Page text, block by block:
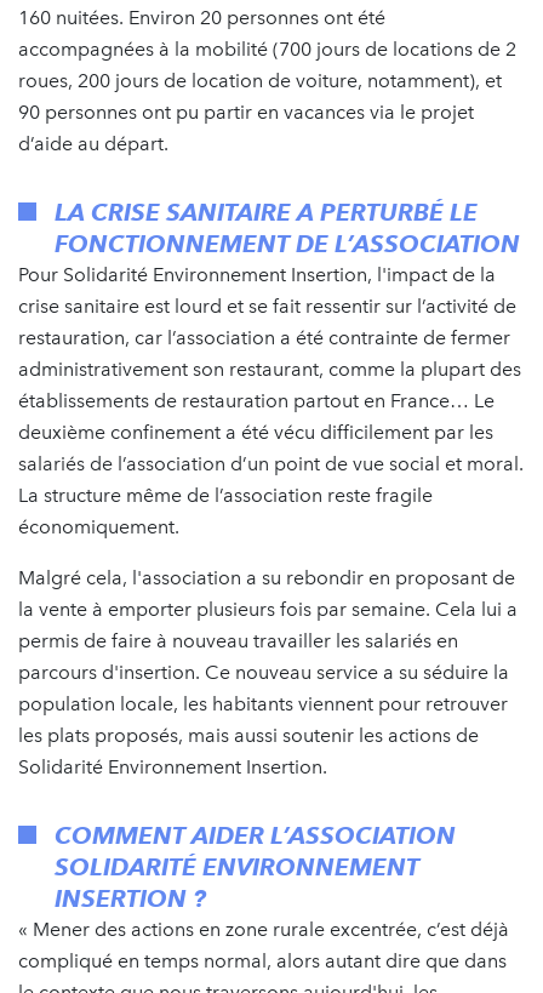
160 nuitées. Environ 20 personnes ont été
accompagnées à la mobilité (700 jours de locations de 2
roues, 200 jours de location de voiture, notamment), et
90 personnes ont pu partir en vacances via le projet
d’aide au départ.
LA CRISE SANITAIRE A PERTURBÉ LE
FONCTIONNEMENT DE L’ASSOCIATION
Pour Solidarité Environnement Insertion, l'impact de la
crise sanitaire est lourd et se fait ressentir sur l’activité de
restauration, car l’association a été contrainte de fermer
administrativement son restaurant, comme la plupart des
établissements de restauration partout en France… Le
deuxième confinement a été vécu difficilement par les
salariés de l’association d’un point de vue social et moral.
La structure même de l’association reste fragile
économiquement.
Malgré cela, l'association a su rebondir en proposant de
la vente à emporter plusieurs fois par semaine. Cela lui a
permis de faire à nouveau travailler les salariés en
parcours d'insertion. Ce nouveau service a su séduire la
population locale, les habitants viennent pour retrouver
les plats proposés, mais aussi soutenir les actions de
Solidarité Environnement Insertion.
COMMENT AIDER L’ASSOCIATION
SOLIDARITÉ ENVIRONNEMENT
INSERTION ?
« Mener des actions en zone rurale excentrée, c’est déjà
compliqué en temps normal, alors autant dire que dans